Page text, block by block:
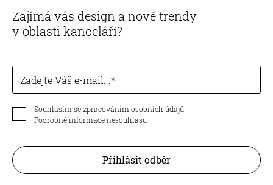
Zajímá vás design a nové trendy
v oblasti kanceláří?
Zadejte Váš e-mail...
Souhlasím se zpracováním osobních údajů
Podrobné informace nesouhlasu
Přihlásit odběr